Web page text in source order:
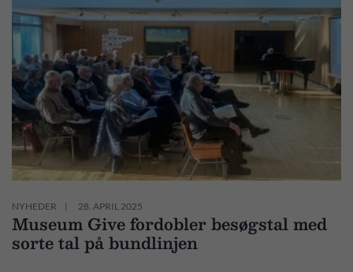
NYHEDER 28. APRIL 2025
Museum Give fordobler besøgstal med
sorte tal på bundlinjen